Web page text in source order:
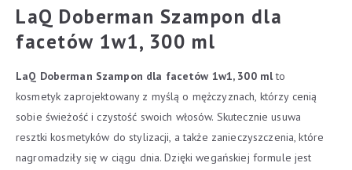
LaQ Doberman Szampon dla
facetów 1w1, 300 ml
LaQ Doberman Szampon dla facetów 1w1, 300 mlto
kosmetyk zaprojektowany z myślą o mężczyznach, którzy cenią
sobie świeżość i czystość swoich włosów. Skutecznie usuwa
resztki kosmetyków do stylizacji, a także zanieczyszczenia, które
nagromadziły się w ciągu dnia. Dzięki wegańskiej formule jest